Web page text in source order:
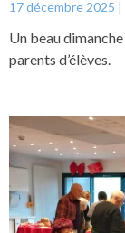
17 décembre 2025
Un beau
parents d’élèves.